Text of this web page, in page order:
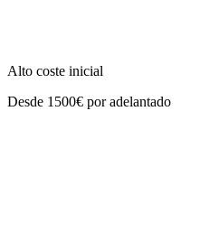
Alto coste inicial